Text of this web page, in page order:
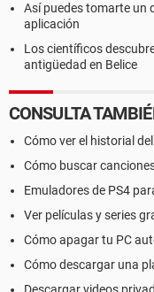
Así puedes tomarte un
aplicación
Los científicos
antigüedad en Belice
CONSULTA
Cómo ver el historial
Cómo buscar
Emuladores de PS4
Ver películas y series
Cómo apagar tu PC
Cómo descargar una